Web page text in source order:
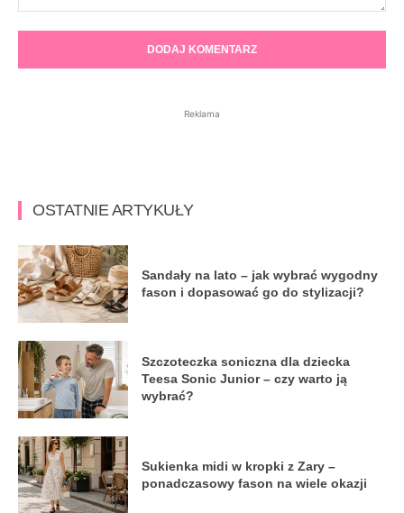
Reklama
OSTATNIE ARTYKUŁY
Sandały na lato – jak wybrać wygodny
fason i dopasować go do stylizacji?
Szczoteczka soniczna dla dziecka
Teesa Sonic Junior – czy warto ją
wybrać?
Sukienka midi w kropki z Zary –
ponadczasowy fason na wiele okazji